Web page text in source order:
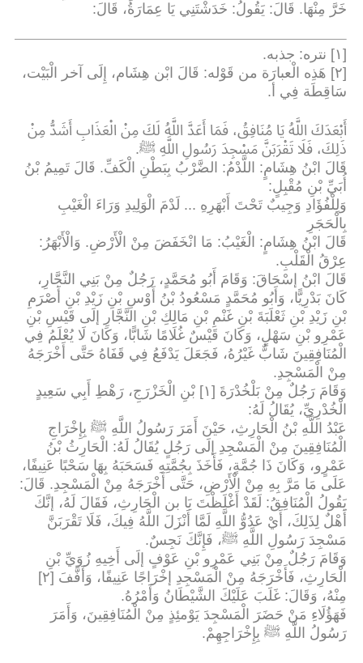
خَرَّ مِنْهَا. قَالَ: يَقُولُ: خَدَشْتَنِي يَا عِمَارَةُ، قَالَ:
[١] نتره: جذبه
.
[٢] هَذِه الْعبارَة من قَوْله: قَالَ ابْن هِشَام، إِلَى آخر الْبَيْت،
سَاقِطَة فِي أ .
أَبْعَدَكَ اللَّهُ يَا مُنَافِقُ، فَمَا أَعَدَّ اللَّهُ لَكَ مِنْ الْعَذَابِ أَشَدُّ مِنْ
ذَلِكَ، فَلَا تَقْرَبَنَّ مَسْجِدَ رَسُولِ اللَّهِ ﷺ.
قَالَ ابْنُ هِشَامٍ: اللَّدْمُ: الضَّرْبُ بِبَطْنِ الْكَفِّ. قَالَ تَمِيمُ بْنُ
أُبَيِّ بْنِ مُقْبِلٍ:
وَلِلْفُؤَادِ وَجِيبٌ تَحْتَ أَبْهَرِهِ ... لَدْمَ الْوَلِيدِ وَرَاءَ الْغَيْبِ
بِالْحَجَرِ
قَالَ ابْنُ هِشَامٍ: الْغَيْبُ: مَا انْخَفَضَ مِنْ الْأَرْضِ. وَالْأَبْهَرُ:
عِرْقُ الْقَلْبِ.
قَالَ ابْنُ إسْحَاقَ: وَقَامَ أَبُو مُحَمَّدٍ، رَجُلٌ مِنْ بَنِي النَّجَّارِ،
كَانَ بَدْرِيًّا، وَأَبُو مُحَمَّدٍ مَسْعُودُ بْنُ أَوْسِ بْنِ زَيْدِ بْنِ أَصْرَمِ
بْنِ زَيْدِ بْنِ ثَعْلَبَةَ بْنِ غَنْمِ بْنِ مَالِكِ بْنِ النَّجَّارِ إلَى قَيْسِ بْنِ
عَمْرِو بْنِ سَهْلٍ، وَكَانَ قَيْسٌ غُلَامًا شَابًّا، وَكَانَ لَا يُعْلَمُ فِي
الْمُنَافِقِينَ شَابٌّ غَيْرُهُ، فَجَعَلَ يَدْفَعُ فِي قَفَاهُ حَتَّى أَخْرَجَهُ
مِنْ الْمَسْجِدِ.
وَقَامَ رَجُلٌ مِنْ بَلْخُدْرَةَ [١] بْنِ الْخَزْرَجِ، رَهْطِ أَبِي سَعِيدٍ
الْخُدْرِيِّ، يُقَالُ لَهُ:
عَبْدُ اللَّهِ بْنُ الْحَارِثِ، حَيْنَ أَمَرَ رَسُولُ اللَّهِ ﷺ بِإِخْرَاجِ
الْمُنَافِقِينَ مِنْ الْمَسْجِدِ إلَى رَجُلٍ يُقَالُ لَهُ: الْحَارِثُ بْنُ
عَمْرٍو، وَكَانَ ذَا جُمَّةٍ، فَأَخَذَ بِجُمَّتِهِ فَسَحَبَهُ بِهَا سَحْبًا عَنِيفًا،
عَلَى مَا مَرَّ بِهِ مِنْ الْأَرْضِ، حَتَّى أَخْرَجَهُ مِنْ الْمَسْجِدِ. قَالَ:
يَقُولُ الْمُنَافِقُ: لَقَدْ أَغْلَظْتَ يَا بن الْحَارِثِ، فَقَالَ لَهُ، إنَّكَ
أَهْلٌ لِذَلِكَ، أَيْ عَدُوُّ اللَّهِ لَمَّا أَنْزَلَ اللَّهُ فِيكَ، فَلَا تَقْرَبَنَّ
مَسْجِدَ رَسُولِ اللَّهِ ﷺ، فَإِنَّكَ نَجِسٌ.
وَقَامَ رَجُلٌ مِنْ بَنِي عَمْرِو بْنِ عَوْفٍ إلَى أَخِيهِ زُوَيِّ بْنِ
الْحَارِثِ، فَأَخْرَجَهُ مِنْ الْمَسْجِدِ إخْرَاجًا عَنِيفًا، وَأَفَّفَ [٢]
مِنْهُ، وَقَالَ: غَلَبَ عَلَيْكَ الشَّيْطَانُ وَأَمْرُهُ.
فَهَؤُلَاءِ مَنْ حَضَرَ الْمَسْجِدَ يَوْمئِذٍ مِنْ الْمُنَافِقِينَ، وَأَمَرَ
رَسُولُ اللَّهِ ﷺ بِإِخْرَاجِهِمْ.